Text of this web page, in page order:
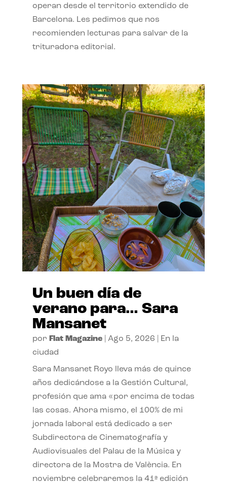
operan desde el territorio extendido de
Barcelona. Les pedimos que nos
recomienden lecturas para salvar de la
trituradora editorial.
Un buen día de
verano para… Sara
Mansanet
por Flat Magazine| Ago 5, 2026
En la
ciudad
Sara Mansanet Royo lleva más de quince
años dedicándose a la Gestión Cultural,
profesión que ama «por encima de todas
las cosas. Ahora mismo, el 100% de mi
jornada laboral está dedicado a ser
Subdirectora de Cinematografía y
Audiovisuales del Palau de la Música y
directora de la Mostra de València. En
noviembre celebraremos la 41ª edición